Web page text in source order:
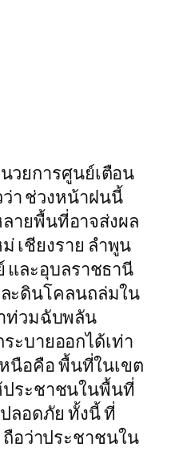
วยการศูนย์เตือน
า ช่วงหน้าฝนนี้
ายพื้นที่อาจส่งผล
เชียงราย ลำพูน
และอุบลราชธานี
ะดินโคลนถล่มใน
ท่วมฉับพลัน
ะบายออกได้เท่า
นือคือ พื้นที่ในเขต
ประชาชนในพื้นที่
ลอดภัย ทั้งนี้ ที่
อว่าประชาชนใน